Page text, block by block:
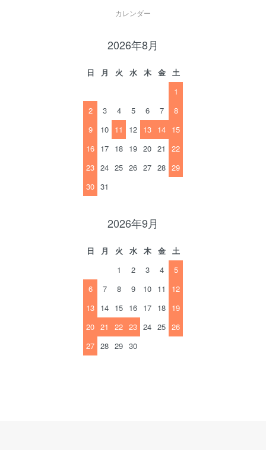
カレンダー
2026年8月
日 月 火 水 木 金
土
1
2
3 4 5 6 7
8
9
10 11 12 13 14 15
16 17 18 19 20 21
22
23 24 25 26 27 28 29
30 31
2026年9月
日 月 火 水 木 金
土
1
2 3 4
5
6
7 8 9 10 11
12
13 14 15 16 17 18 19
20 21 22 23 24 25 26
27 28 29 30